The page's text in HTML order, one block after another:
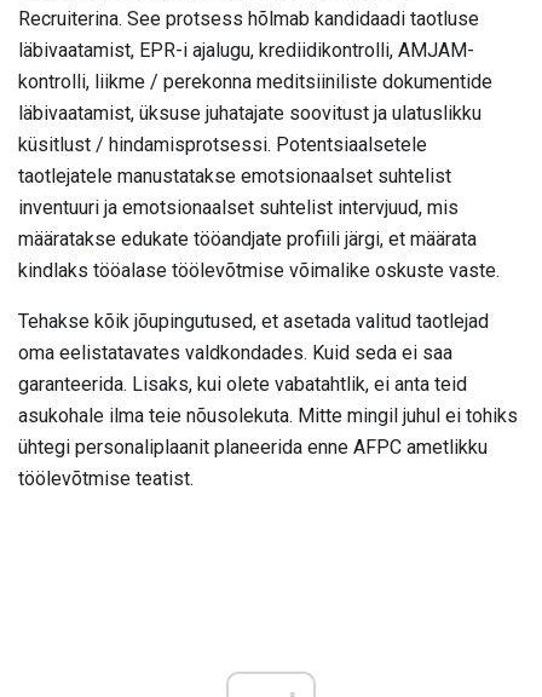
Recruiterina. See protsess hõlmab kandidaadi taotluse
läbivaatamist, EPR-i ajalugu, krediidikontrolli, AMJAM-
kontrolli, liikme / perekonna meditsiiniliste dokumentide
läbivaatamist, üksuse juhatajate soovitust ja ulatuslikku
küsitlust / hindamisprotsessi. Potentsiaalsetele
taotlejatele manustatakse emotsionaalset suhtelist
inventuuri ja emotsionaalset suhtelist intervjuud, mis
määratakse edukate tööandjate profiili järgi, et määrata
kindlaks tööalase töölevõtmise võimalike oskuste vaste.
Tehakse kõik jõupingutused, et asetada valitud taotlejad
oma eelistatavates valdkondades. Kuid seda ei saa
garanteerida. Lisaks, kui olete vabatahtlik, ei anta teid
asukohale ilma teie nõusolekuta. Mitte mingil juhul ei tohiks
ühtegi personaliplaanit planeerida enne AFPC ametlikku
töölevõtmise teatist.